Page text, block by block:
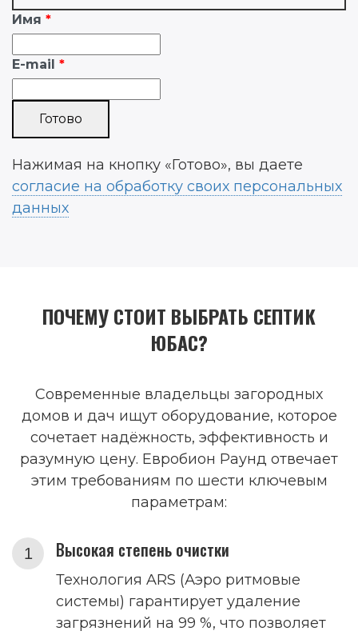
Имя
E-mail
Нажимая на кнопку «Готово», вы даете
согласие на обработку своих персональных
данных
ПОЧЕМУ СТОИТ ВЫБРАТЬ СЕПТИК
ЮБАС?
Современные владельцы загородных
домов и дач ищут оборудование, которое
сочетает надёжность, эффективность и
разумную цену. Евробион Раунд отвечает
этим требованиям по шести ключевым
параметрам:
Высокая степень очистки
Технология ARS (Аэро ритмовые
системы) гарантирует удаление
загрязнений на 99 %, что позволяет